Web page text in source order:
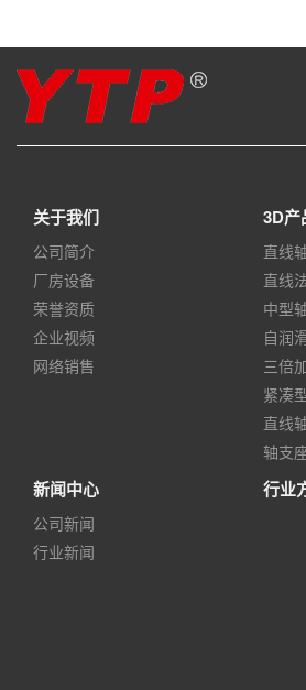
关于我们
公司简介
厂房设备
荣誉资质
企业视频
网络销售
3D产
直线
直线
中型
自润
三倍
紧凑
直线
轴支
新闻中心
公司新闻
行业新闻
行业